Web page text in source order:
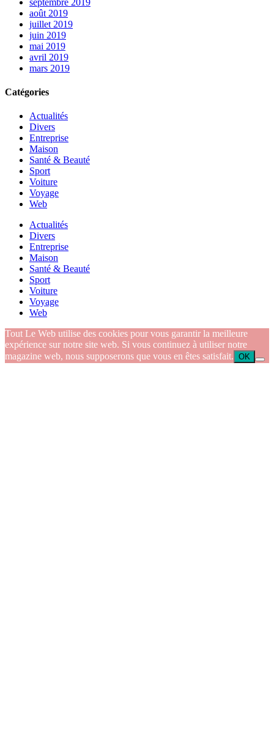
août 2019
juillet 2019
juin 2019
mai 2019
avril 2019
mars 2019
Catégories
Actualités
Divers
Entreprise
Maison
Santé & Beauté
Sport
Voiture
Voyage
Web
Actualités
Divers
Entreprise
Maison
Santé & Beauté
Sport
Voiture
Voyage
Web
Tout Le Web utilise des cookies pour vous garantir la meilleure
expérience sur notre site web. Si vous continuez à utiliser notre
magazine web, nous supposerons que vous en êtes satisfait. OK